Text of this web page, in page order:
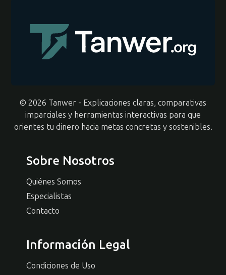
© 2026 Tanwer - Explicaciones claras, comparativas
imparciales y herramientas interactivas para que
orientes tu dinero hacia metas concretas y sostenibles.
Sobre Nosotros
Quiénes Somos
Especialistas
Contacto
Información Legal
Condiciones de Uso